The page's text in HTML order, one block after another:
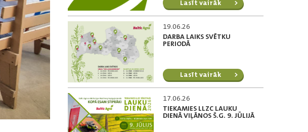
Lasīt vairāk
19.06.26
DARBA LAIKS SVĒTKU
PERIODĀ
Lasīt vairāk
17.06.26
TIEKAMIES LLZC LAUKU
DIENĀ VIĻĀNOS Š.G. 9. JŪLIJĀ